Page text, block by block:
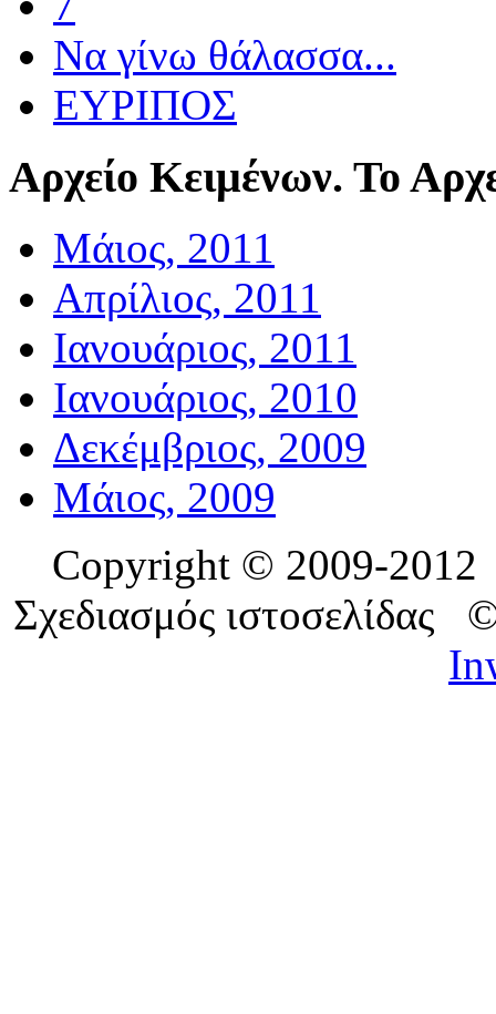
Να γίνω θάλασσα...
ΕΥΡΙΠΟΣ
Αρχείο Κειμένων. Το
Μάιος, 2011
Απρίλιος, 2011
Ιανουάριος, 2011
Ιανουάριος, 2010
Δεκέμβριος, 2009
Μάιος, 2009
Copyright © 2009-
Σχεδιασμός